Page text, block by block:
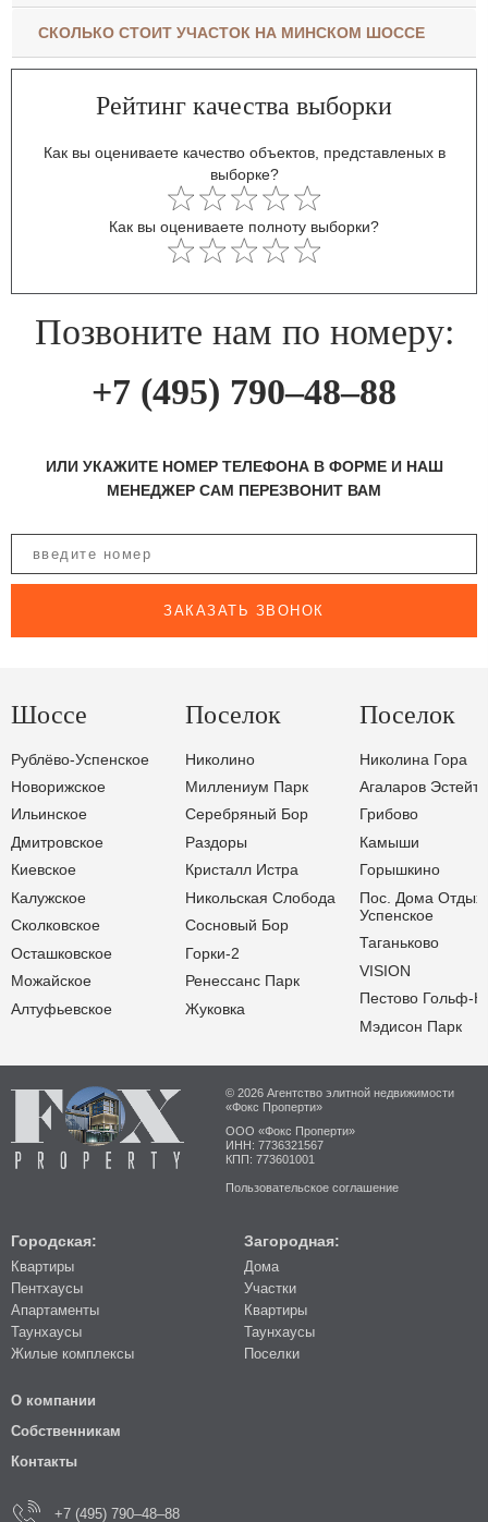
СКОЛЬКО СТОИТ УЧАСТОК НА МИНСКОМ ШОССЕ
Рейтинг качества выборки
Как вы оцениваете качество объектов, представленых в
выборке?
Как вы оцениваете полноту выборки?
Позвоните нам по номеру:
+7 (495) 790–48–88
ИЛИ УКАЖИТЕ НОМЕР ТЕЛЕФОНА В ФОРМЕ И НАШ
МЕНЕДЖЕР САМ ПЕРЕЗВОНИТ ВАМ
ЗАКАЗАТЬ ЗВОНОК
Шоссе
Рублёво-Успенское
Новорижское
Ильинское
Дмитровское
Киевское
Калужское
Сколковское
Осташковское
Можайское
Алтуфьевское
Поселок
Николино
Миллениум Парк
Серебряный Бор
Раздоры
Кристалл Истра
Никольская Слобода
Сосновый Бор
Горки-2
Ренессанс Парк
Жуковка
Поселок
Николина Гора
Агаларов Эстейт
Грибово
Камыши
Горышкино
Пос. Дома
Успенское
Таганьково
VISION
Пестово Гольф-
Мэдисон Парк
© 2026 Агентство элитной недвижимости
«Фокс Проперти»
ООО «Фокс Проперти»
ИНН: 7736321567
КПП: 773601001
Пользовательское соглашение
Городская:
Квартиры
Пентхаусы
Апартаменты
Таунхаусы
Жилые комплексы
Загородная:
Дома
Участки
Квартиры
Таунхаусы
Поселки
О компании
Собственникам
Контакты
+7 (495) 790–48–88